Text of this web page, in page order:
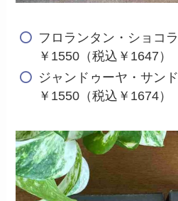
フロランタン・ショコ
￥1550（税込￥1647）
ジャンドゥーヤ・サン
￥1550（税込￥1674）